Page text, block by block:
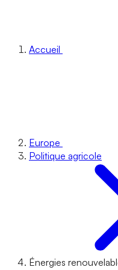
Accueil
Europe
Politique agricole
Énergies